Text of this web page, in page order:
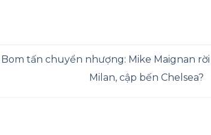
Bom tấn chuyển nhượng: Mike Maignan rời
Milan, cập bến Chelsea?